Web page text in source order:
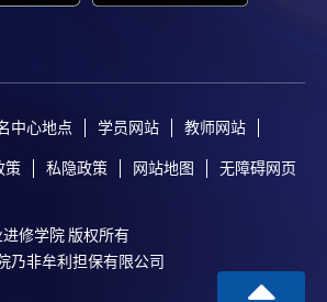
中心地点 学员网站 教师网站
策 私隐政策 网站地图 无障碍网页
修学院 版权所有
乃非牟利担保有限公司